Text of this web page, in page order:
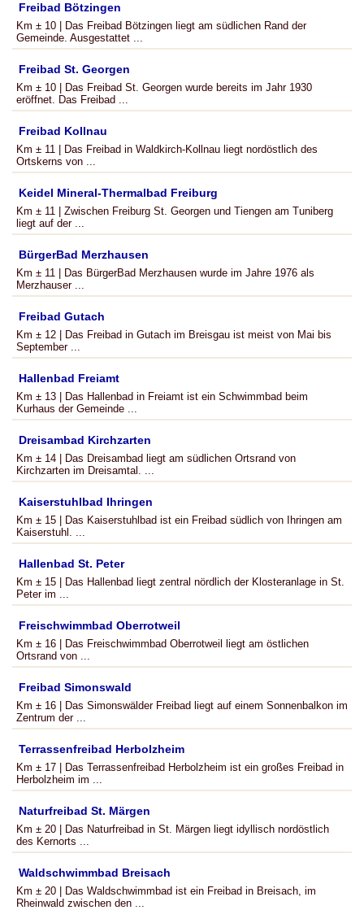
Freibad Bötzingen
Km ± 10 | Das Freibad Bötzingen liegt am südlichen Rand der
Gemeinde. Ausgestattet ...
Freibad St. Georgen
Km ± 10 | Das Freibad St. Georgen wurde bereits im Jahr 1930
eröffnet. Das Freibad ...
Freibad Kollnau
Km ± 11 | Das Freibad in Waldkirch-Kollnau liegt nordöstlich des
Ortskerns von ...
Keidel Mineral-Thermalbad Freiburg
Km ± 11 | Zwischen Freiburg St. Georgen und Tiengen am Tuniberg
liegt auf der ...
BürgerBad Merzhausen
Km ± 11 | Das BürgerBad Merzhausen wurde im Jahre 1976 als
Merzhauser ...
Freibad Gutach
Km ± 12 | Das Freibad in Gutach im Breisgau ist meist von Mai bis
September ...
Hallenbad Freiamt
Km ± 13 | Das Hallenbad in Freiamt ist ein Schwimmbad beim
Kurhaus der Gemeinde ...
Dreisambad Kirchzarten
Km ± 14 | Das Dreisambad liegt am südlichen Ortsrand von
Kirchzarten im Dreisamtal. ...
Kaiserstuhlbad Ihringen
Km ± 15 | Das Kaiserstuhlbad ist ein Freibad südlich von Ihringen am
Kaiserstuhl. ...
Hallenbad St. Peter
Km ± 15 | Das Hallenbad liegt zentral nördlich der Klosteranlage in St.
Peter im ...
Freischwimmbad Oberrotweil
Km ± 16 | Das Freischwimmbad Oberrotweil liegt am östlichen
Ortsrand von ...
Freibad Simonswald
Km ± 16 | Das Simonswälder Freibad liegt auf einem Sonnenbalkon im
Zentrum der ...
Terrassenfreibad Herbolzheim
Km ± 17 | Das Terrassenfreibad Herbolzheim ist ein großes Freibad in
Herbolzheim im ...
Naturfreibad St. Märgen
Km ± 20 | Das Naturfreibad in St. Märgen liegt idyllisch nordöstlich
des Kernorts ...
Waldschwimmbad Breisach
Km ± 20 | Das Waldschwimmbad ist ein Freibad in Breisach, im
Rheinwald zwischen den ...